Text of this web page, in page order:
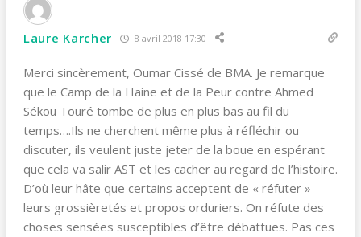
Laure Karcher 8 avril 2018 17:30
Merci sincèrement, Oumar Cissé de BMA. Je remarque
que le Camp de la Haine et de la Peur contre Ahmed
Sékou Touré tombe de plus en plus bas au fil du
temps….Ils ne cherchent même plus à réfléchir ou
discuter, ils veulent juste jeter de la boue en espérant
que cela va salir AST et les cacher au regard de l’histoire.
D’où leur hâte que certains acceptent de « réfuter »
leurs grossièretés et propos orduriers. On réfute des
choses sensées susceptibles d’être débattues. Pas ces